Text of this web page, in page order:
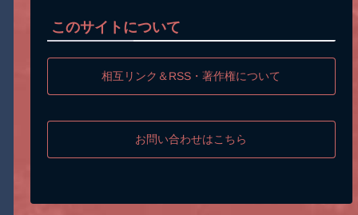
このサイトについて
相互リンク＆RSS・著作権について
お問い合わせはこちら